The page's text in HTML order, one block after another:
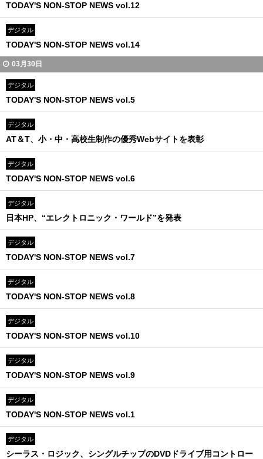
TODAY'S NON-STOP NEWS vol.12
デジタル
TODAY'S NON-STOP NEWS vol.14
03月30日
デジタル
TODAY'S NON-STOP NEWS vol.5
デジタル
AT＆T、小・中・高校生制作の優秀Webサイトを表彰
デジタル
TODAY'S NON-STOP NEWS vol.6
デジタル
日本HP、“エレクトロニック・ワールド”を発表
デジタル
TODAY'S NON-STOP NEWS vol.7
デジタル
TODAY'S NON-STOP NEWS vol.8
デジタル
TODAY'S NON-STOP NEWS vol.10
デジタル
TODAY'S NON-STOP NEWS vol.9
デジタル
TODAY'S NON-STOP NEWS vol.1
デジタル
シーラス・ロジック、シングルチップのDVDドライブ用コントロー